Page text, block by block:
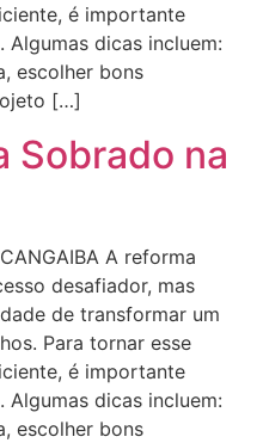
é importante
dicas incluem:
escolher bons
[…]
Sobrado na
A reforma
desafiador, mas
de transformar um
Para tornar esse
é importante
dicas incluem:
escolher bons